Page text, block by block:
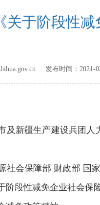
关于阶段性
发布时间： 2021-
及新疆生产建设兵团
社会保障部 财政部 国
阶段性减免企业社会保